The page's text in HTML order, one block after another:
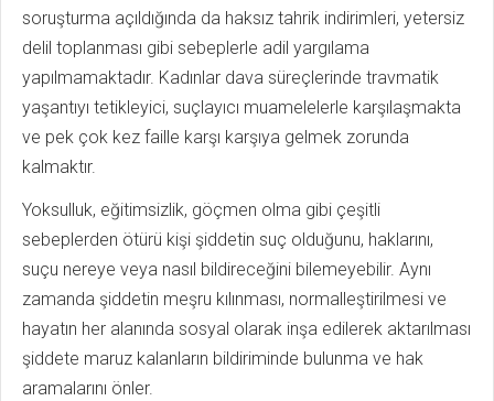
soruşturma açıldığında da haksız tahrik indirimleri, yetersiz
delil toplanması gibi sebeplerle adil yargılama
yapılmamaktadır. Kadınlar dava süreçlerinde travmatik
yaşantıyı tetikleyici, suçlayıcı muamelelerle karşılaşmakta
ve pek çok kez faille karşı karşıya gelmek zorunda
kalmaktır.
Yoksulluk, eğitimsizlik, göçmen olma gibi çeşitli
sebeplerden ötürü kişi şiddetin suç olduğunu, haklarını,
suçu nereye veya nasıl bildireceğini bilemeyebilir. Aynı
zamanda şiddetin meşru kılınması, normalleştirilmesi ve
hayatın her alanında sosyal olarak inşa edilerek aktarılması
şiddete maruz kalanların bildiriminde bulunma ve hak
aramalarını önler.